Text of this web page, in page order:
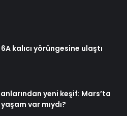
kalıcı yörüngesine ulaştı
yeni keşif: Mars’ta
var mıydı?